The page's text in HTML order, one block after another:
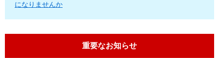
になりませんか
重要なお知らせ